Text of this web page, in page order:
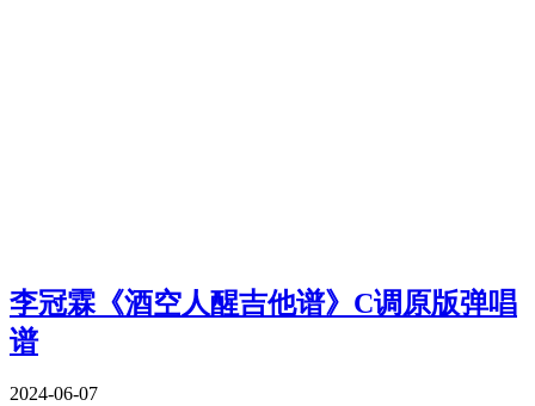
李冠霖《酒空人醒吉他谱》C调原版弹唱
谱
2024-06-07